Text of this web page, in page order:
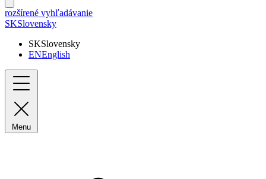
rozšírené vyhľadávanie
SKSlovensky
SKSlovensky
ENEnglish
Menu